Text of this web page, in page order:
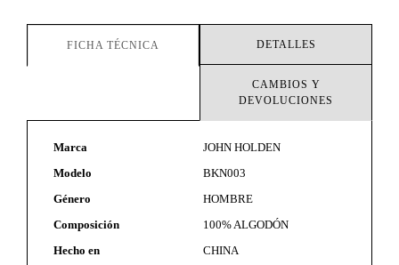
FICHA TÉCNICA DETALLES
CAMBIOS Y
DEVOLUCIONES
Marca
JOHN HOLDEN
Modelo
BKN003
Género
HOMBRE
Composición
100% ALGODÓN
Hecho en
CHINA